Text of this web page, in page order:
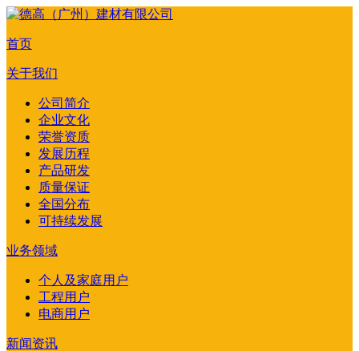
首页
关于我们
公司简介
企业文化
荣誉资质
发展历程
产品研发
质量保证
全国分布
可持续发展
业务领域
个人及家庭用户
工程用户
电商用户
新闻资讯